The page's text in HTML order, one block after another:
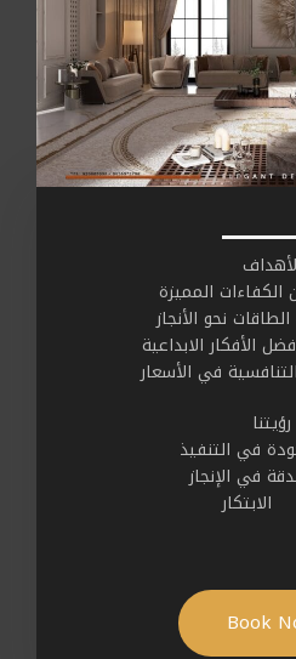
الكفاءات المميزة
نحو الأنجاز
الأفكار الابداعية
في الأسعار
رؤيتنا
في التنفيذ
في الإنجاز
الابتكار
Book